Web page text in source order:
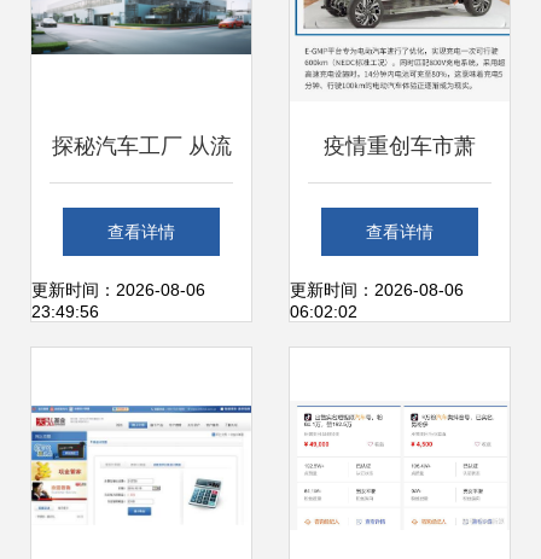
探秘汽车工厂 从流
水线到圆梦驾驶
查看详情
更新时间：2026-08-06
23:49:56
疫情重创车市萧
条，产品大年的北
现依旧亮点十足
查看详情
更新时间：2026-08-06
06:02:02